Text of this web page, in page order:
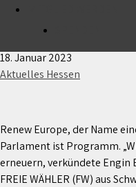
Engin Eroglu, MdEP
Guxhagen
18. Januar 2023
Aktuelles Hessen
Renew Europe, der Name
Parlament ist Programm.
erneuern, verkündete
FREIE WÄHLER (FW) aus